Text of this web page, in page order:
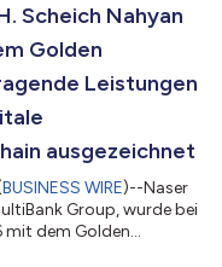
Scheich Nahyan
Golden
Leistungen
ausgezeichnet
BUSINESS WIRE)--Naser
Group, wurde bei
mit dem Golden